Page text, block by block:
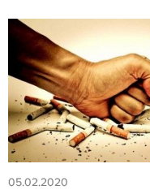
05.02.2020